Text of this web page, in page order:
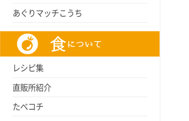
あぐりマッチこうち
レシピ集
直販所紹介
たべコチ